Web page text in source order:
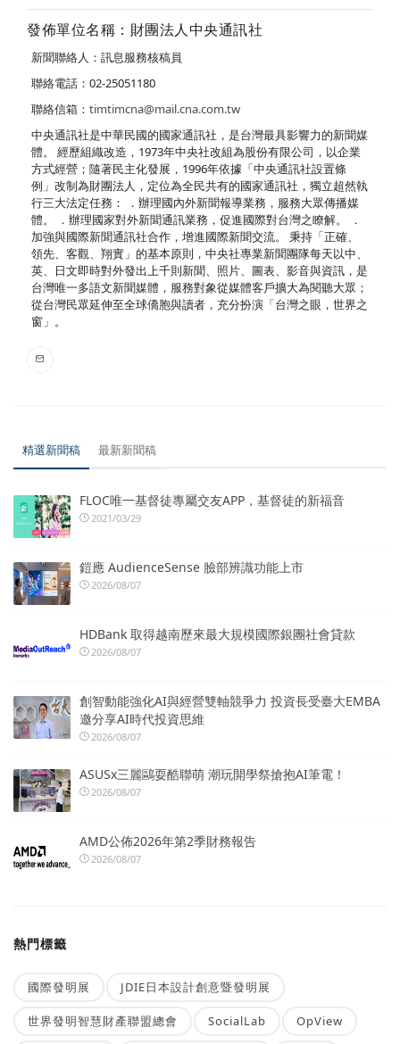
發佈單位名稱：財團法人中央通訊社
新聞聯絡人：訊息服務核稿員
聯絡電話：02-25051180
聯絡信箱： timtimcna@mail.cna.com.tw
中央通訊社是中華民國的國家通訊社，是台灣最具影響力的新聞媒
體。 經歷組織改造，1973年中央社改組為股份有限公司，以企業
方式經營；隨著民主化發展，1996年依據「中央通訊社設置條
例」改制為財團法人，定位為全民共有的國家通訊社，獨立超然執
行三大法定任務： ．辦理國內外新聞報導業務，服務大眾傳播媒
體。 ．辦理國家對外新聞通訊業務，促進國際對台灣之瞭解。 ．
加強與國際新聞通訊社合作，增進國際新聞交流。 秉持「正確、
領先、客觀、翔實」的基本原則，中央社專業新聞團隊每天以中、
英、日文即時對外發出上千則新聞、照片、圖表、影音與資訊，是
台灣唯一多語文新聞媒體，服務對象從媒體客戶擴大為閱聽大眾；
從台灣民眾延伸至全球僑胞與讀者，充分扮演「台灣之眼，世界之
窗」。
精選新聞稿 最新新聞稿
FLOC唯一基督徒專屬交友APP，基督徒的新福音
2021/03/29
鎧應 AudienceSense 臉部辨識功能上市
2026/08/07
HDBank 取得越南歷來最大規模國際銀團社會貸款
2026/08/07
創智動能強化AI與經營雙軸競爭力 投資長受臺大EMBA
邀分享AI時代投資思維
2026/08/07
ASUSx三麗鷗耍酷聯萌 潮玩開學祭搶抱AI筆電！
2026/08/07
AMD公佈2026年第2季財務報告
2026/08/07
熱門標籤
國際發明展 JDIE日本設計創意暨發明展
世界發明智慧財產聯盟總會 SocialLab OpView